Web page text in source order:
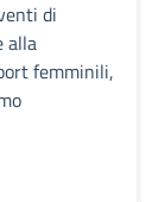
di
alla
femminili,